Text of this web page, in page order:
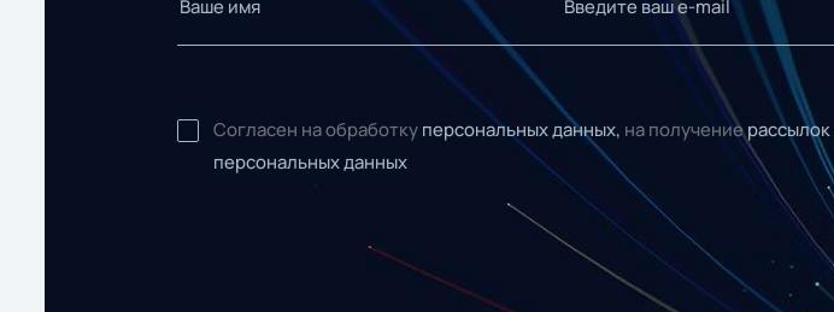
Согласен на обработку персональных данных, на получениерассылок
персональных данных